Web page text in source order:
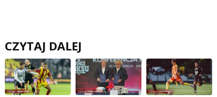
CZYTAJ DALEJ